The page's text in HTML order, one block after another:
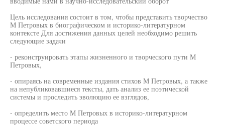
Цель исследования состоит в том, чтобы представить творчество
М Петровых в биографическом и историко-литературном
контексте Для достижения данных целей необходимо решить
следующие задачи
- реконструировать этапы жизненного и творческого пути М
Петровых,
- опираясь на современные издания стихов М Петровых, а также
на непубликовавшиеся тексты, дать анализ ее поэтической
системы и проследить эволюцию ее взглядов,
- определить место М Петровых в историко-литературном
процессе советского периода